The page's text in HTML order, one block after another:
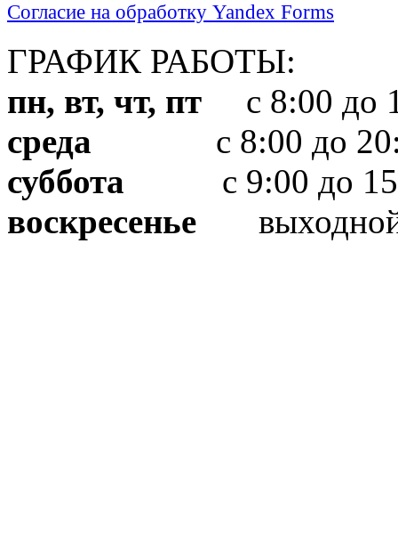
Согласие на обработку Yandex Forms
ГРАФИК РАБОТЫ:
пн, вт, чт, пт с 8:00 до
среда с 8:00 до
суббота с 9:00 до
воскресенье